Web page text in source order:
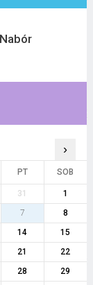
›
PT SOB
31
1
7
8
14
15
21
22
28
29